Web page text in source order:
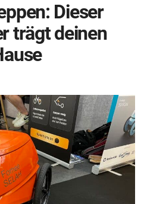
Dieser
trägt deinen